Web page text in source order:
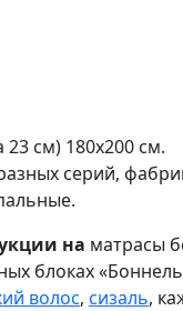
см) 180х200 см.
серий,
на матрасы
блоках
волос, сизаль,